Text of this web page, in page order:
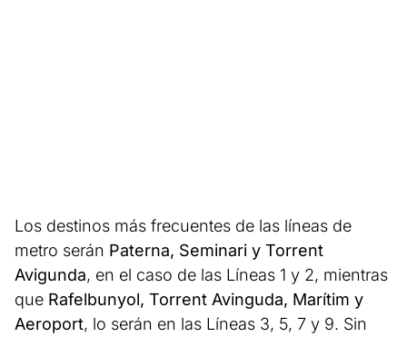
Los destinos más frecuentes de las líneas de
metro serán Paterna, Seminari y Torrent
Avigunda, en el caso de las Líneas 1 y 2, mientras
que Rafelbunyol, Torrent Avinguda, Marítim y
Aeroport, lo serán en las Líneas 3, 5, 7 y 9. Sin